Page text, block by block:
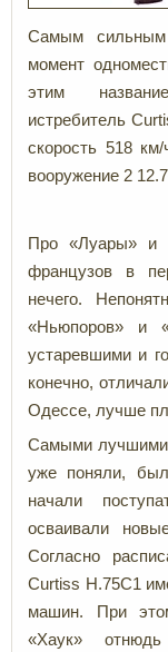
Самым сильным
момент
этим
истребитель
скорость 518
вооружение 2
Про «Луары» и
французов в
нечего.
«Ньюпоров» и
устаревшими и
конечно,
Одессе, лучше
Самыми лучшими
уже поняли,
начали
осваивали
Согласно
Curtiss Н.75C1
машин. При
«Хаук»